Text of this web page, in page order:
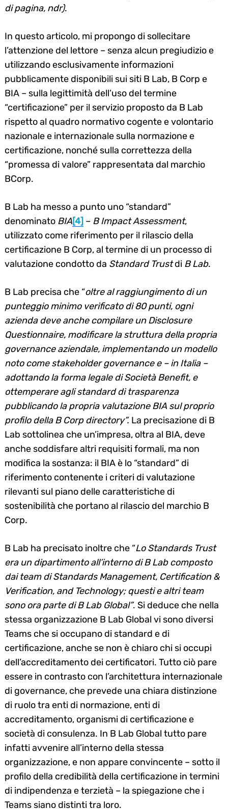
di pagina, ndr).
In questo articolo, mi propongo di sollecitare
l’attenzione del lettore – senza alcun pregiudizio e
utilizzando esclusivamente informazioni
pubblicamente disponibili sui siti B Lab, B Corp e
BIA – sulla legittimità dell’uso del termine
“certificazione” per il servizio proposto da B Lab
rispetto al quadro normativo cogente e volontario
nazionale e internazionale sulla normazione e
certificazione, nonché sulla correttezza della
“promessa di valore” rappresentata dal marchio
BCorp.
B Lab ha messo a punto uno “standard”
denominato BIA[4] – B Impact Assessment,
utilizzato come riferimento per il rilascio della
certificazione B Corp, al termine di un processo di
valutazione condotto da Standard Trustdi B Lab.
B Lab precisa che “oltre al raggiungimento di un
punteggio minimo verificato di 80 punti, ogni
azienda deve anche compilare un Disclosure
Questionnaire, modificare la struttura della propria
governance aziendale, implementando un modello
noto come stakeholder governance e – in Italia –
adottando la forma legale di Società Benefit, e
ottemperare agli standard di trasparenza
pubblicando la propria valutazione BIA sul proprio
profilo della B Corp directory”. La precisazione di B
Lab sottolinea che un’impresa, oltra al BIA, deve
anche soddisfare altri requisiti formali, ma non
modifica la sostanza: il BIA è lo “standard” di
riferimento contenente i criteri di valutazione
rilevanti sul piano delle caratteristiche di
sostenibilità che portano al rilascio del marchio B
Corp.
B Lab ha precisato inoltre che “Lo Standards Trust
era un dipartimento all’interno di B Lab composto
dai team di Standards Management, Certification &
Verification, and Technology; questi e altri team
sono ora parte di B Lab Global”. Si deduce che nella
stessa organizzazione B Lab Global vi sono diversi
Teams che si occupano di standard e di
certificazione, anche se non è chiaro chi si occupi
dell’accreditamento dei certificatori. Tutto ciò pare
essere in contrasto con l’architettura internazionale
di governance, che prevede una chiara distinzione
di ruolo tra enti di normazione, enti di
accreditamento, organismi di certificazione e
società di consulenza. In B Lab Global tutto pare
infatti avvenire all’interno della stessa
organizzazione, e non appare convincente – sotto il
profilo della credibilità della certificazione in termini
di indipendenza e terzietà – la spiegazione che i
Teams siano distinti tra loro.